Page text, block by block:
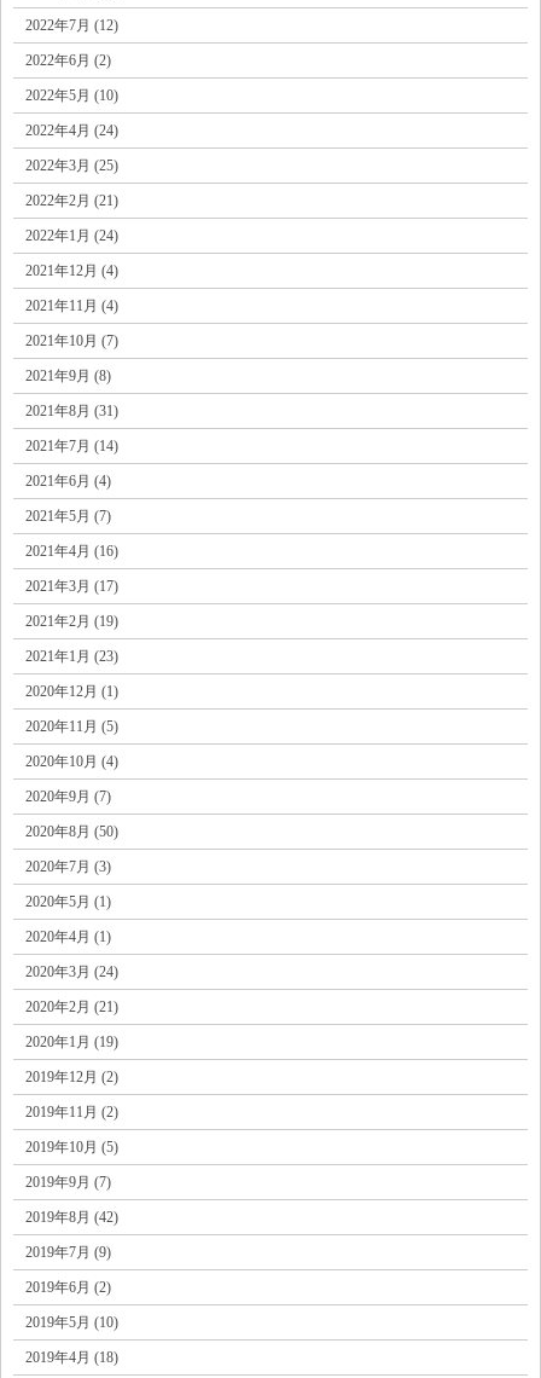
2022年7月 (12)
2022年6月 (2)
2022年5月 (10)
2022年4月 (24)
2022年3月 (25)
2022年2月 (21)
2022年1月 (24)
2021年12月 (4)
2021年11月 (4)
2021年10月 (7)
2021年9月 (8)
2021年8月 (31)
2021年7月 (14)
2021年6月 (4)
2021年5月 (7)
2021年4月 (16)
2021年3月 (17)
2021年2月 (19)
2021年1月 (23)
2020年12月 (1)
2020年11月 (5)
2020年10月 (4)
2020年9月 (7)
2020年8月 (50)
2020年7月 (3)
2020年5月 (1)
2020年4月 (1)
2020年3月 (24)
2020年2月 (21)
2020年1月 (19)
2019年12月 (2)
2019年11月 (2)
2019年10月 (5)
2019年9月 (7)
2019年8月 (42)
2019年7月 (9)
2019年6月 (2)
2019年5月 (10)
2019年4月 (18)